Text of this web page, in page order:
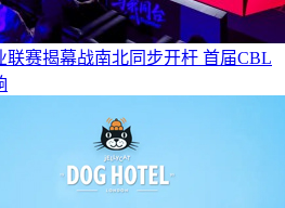
联赛揭幕战南北同步开杆 首届CBL